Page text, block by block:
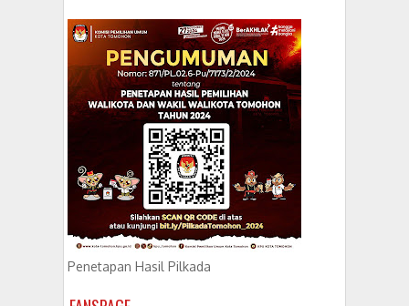
Penetapan Hasil Pilkada